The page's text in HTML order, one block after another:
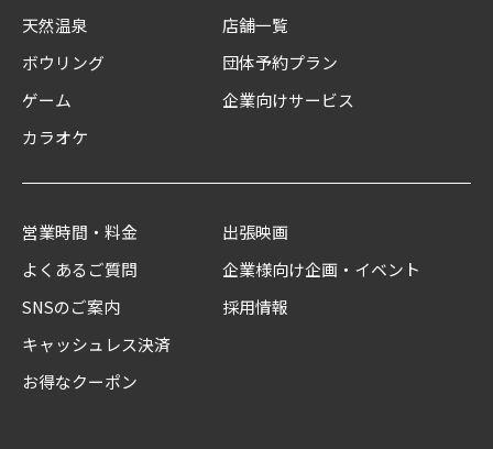
天然温泉
ボウリング
ゲーム
カラオケ
店舗一覧
団体予約プラン
企業向けサービス
営業時間・料金
よくあるご質問
SNSのご案内
キャッシュレス決済
お得なクーポン
出張映画
企業様向け企画・イベント
採用情報